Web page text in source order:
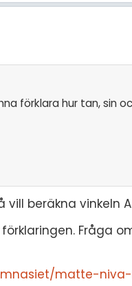
förklara hur tan, sin
beräkna vinkeln
Fråga
matte-